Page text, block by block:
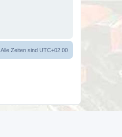
Alle Zeiten sind UTC+02:00